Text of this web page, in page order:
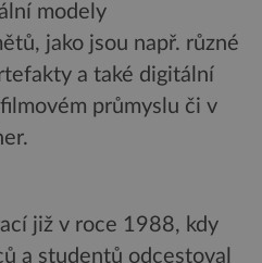
modely
jako jsou např. různé
a také digitální
průmyslu či v
již v roce 1988, kdy
a studentů odcestoval